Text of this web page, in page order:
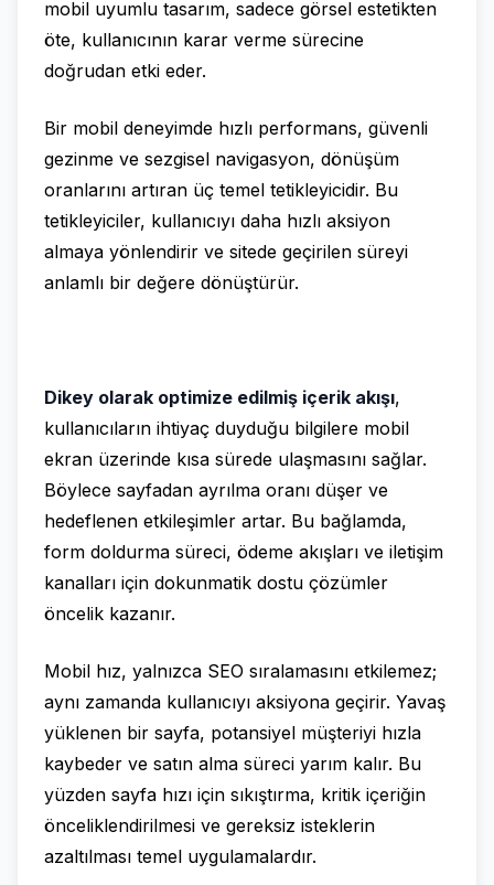
mobil uyumlu tasarım, sadece görsel estetikten
öte, kullanıcının karar verme sürecine
doğrudan etki eder.
Bir mobil deneyimde hızlı performans, güvenli
gezinme ve sezgisel navigasyon, dönüşüm
oranlarını artıran üç temel tetikleyicidir. Bu
tetikleyiciler, kullanıcıyı daha hızlı aksiyon
almaya yönlendirir ve sitede geçirilen süreyi
anlamlı bir değere dönüştürür.
Dikey olarak optimize edilmiş içerik akışı,
kullanıcıların ihtiyaç duyduğu bilgilere mobil
ekran üzerinde kısa sürede ulaşmasını sağlar.
Böylece sayfadan ayrılma oranı düşer ve
hedeflenen etkileşimler artar. Bu bağlamda,
form doldurma süreci, ödeme akışları ve iletişim
kanalları için dokunmatik dostu çözümler
öncelik kazanır.
Mobil hız, yalnızca SEO sıralamasını etkilemez;
aynı zamanda kullanıcıyı aksiyona geçirir. Yavaş
yüklenen bir sayfa, potansiyel müşteriyi hızla
kaybeder ve satın alma süreci yarım kalır. Bu
yüzden sayfa hızı için sıkıştırma, kritik içeriğin
önceliklendirilmesi ve gereksiz isteklerin
azaltılması temel uygulamalardır.